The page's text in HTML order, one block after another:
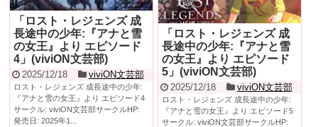
「ロスト・レジェンズ 成
長途中の少年:『アナと雪
の女王』より エピソード
4」(viviON文芸部)
2025/12/18 viviON文芸部
ロスト・レジェンズ 成長途中の少年:
『アナと雪の女王』より エピソード4
サークル: viviON文芸部サークルHP:
発売日: 2025年1...
「ロスト・レジェンズ 成
長途中の少年:『アナと雪
の女王』より エピソード
5」(viviON文芸部)
2025/12/18 viviON文芸部
ロスト・レジェンズ 成長途中の少年:
『アナと雪の女王』より エピソード5
サークル: viviON文芸部サークルHP: